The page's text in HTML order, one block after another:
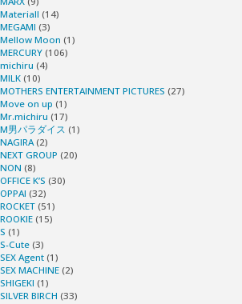
Materiall (14)
MEGAMI (3)
Mellow Moon (1)
MERCURY (106)
michiru (4)
MILK (10)
MOTHERS ENTERTAINMENT PICTURES (27)
Move on up (1)
Mr.michiru (17)
M男パラダイス (1)
NAGIRA(2)
NEXT GROUP (20)
NON (8)
OFFICE K’S (30)
OPPAI (32)
ROCKET (51)
ROOKIE (15)
S (1)
S-Cute (3)
SEX Agent (1)
SEX MACHINE (2)
SHIGEKI (1)
SILVER BIRCH (33)